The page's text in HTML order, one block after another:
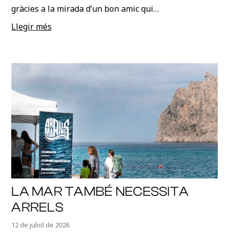
gràcies a la mirada d’un bon amic qui…
Llegir més
LA MAR TAMBÉ NECESSITA
ARRELS
12 de juliol de 2026